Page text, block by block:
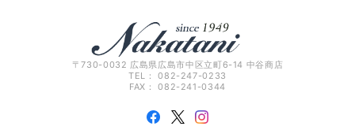
〒730-0032 広島県広島市中区立町6-14 中谷商店
TEL： 082-247-0233
FAX： 082-241-0344